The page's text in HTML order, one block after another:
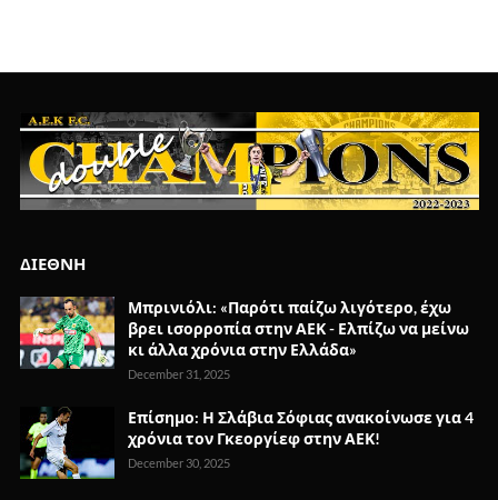
ΔΙΕΘΝΗ
Μπρινιόλι: «Παρότι παίζω λιγότερο, έχω
βρει ισορροπία στην ΑΕΚ - Ελπίζω να μείνω
κι άλλα χρόνια στην Ελλάδα»
December 31, 2025
Επίσημο: Η Σλάβια Σόφιας ανακοίνωσε για 4
χρόνια τον Γκεοργίεφ στην ΑΕΚ!
December 30, 2025